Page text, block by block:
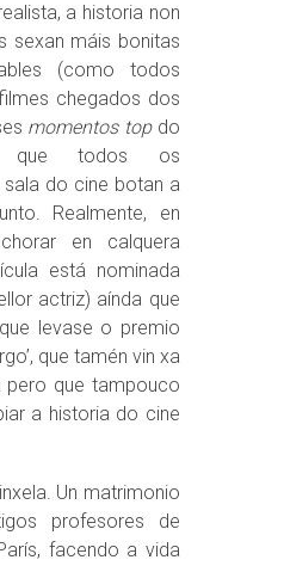
a historia non
sexan máis bonitas
(como todos
chegados dos
momentos topdo
que todos os
do cine botan a
Realmente, en
en calquera
está nominada
actriz) aínda que
levase o premio
que tamén vin xa
pero que tampouco
a historia do cine
Un matrimonio
profesores de
facendo a vida